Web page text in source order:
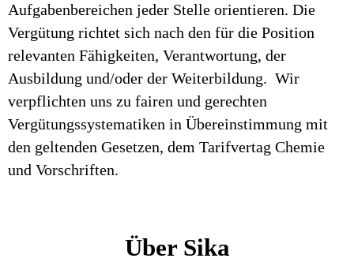
Aufgabenbereichen jeder Stelle orientieren. Die
Vergütung richtet sich nach den für die Position
relevanten Fähigkeiten, Verantwortung, der
Ausbildung und/oder der Weiterbildung. Wir
verpflichten uns zu fairen und gerechten
Vergütungssystematiken in Übereinstimmung mit
den geltenden Gesetzen, dem Tarifvertag Chemie
und Vorschriften.
Über Sika